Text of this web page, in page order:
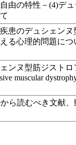
由の特性－(4)デ
患のデュシェン
る心理的問題に
ンヌ型筋ジスト
muscular
から読むべき文献